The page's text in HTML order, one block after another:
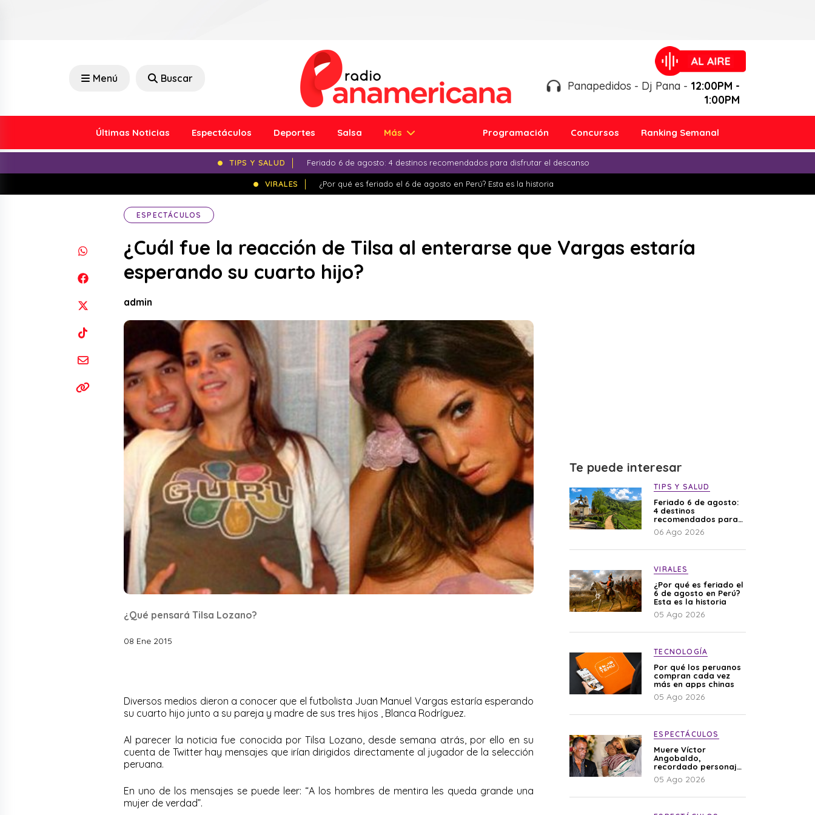
Menú Buscar
Panapedidos - Dj Pana - 12:00PM -
1:00PM
Últimas Noticias Espectáculos Deportes Salsa Más Programación Concursos Ranking Semanal
TIPS Y SALUD Feriado 6 de agosto: 4 destinos recomendados para disfrutar el descanso
VIRALES ¿Por qué es feriado el 6 de agosto en Perú? Esta es la historia
ESPECTÁCULOS
¿Cuál fue la reacción de Tilsa al enterarse que Vargas estaría
esperando su cuarto hijo?
admin
¿Qué pensará Tilsa Lozano?
08 Ene 2015
Diversos medios dieron a conocer que el futbolista Juan Manuel Vargas estaría esperando
su cuarto hijo junto a su pareja y madre de sus tres hijos , Blanca Rodríguez.
Al parecer la noticia fue conocida por Tilsa Lozano , desde semana atrás, por ello en su
cuenta de Twitter hay mensajes que irían dirigidos directamente al jugador de la selección
peruana.
En uno de los mensajes se puede leer: “A los hombres de mentira les queda grande una
mujer de verdad”.
Te puede interesar
TIPS Y SALUD
Feriado 6 de agosto:
4 destinos
recomendados para
disfrutar el descanso
06 Ago 2026
VIRALES
¿Por qué es feriado el
6 de agosto en Perú?
Esta es la historia
05 Ago 2026
TECNOLOGÍA
Por qué los peruanos
compran cada vez
más en apps chinas
05 Ago 2026
ESPECTÁCULOS
Muere Víctor
Angobaldo,
recordado personaje
de la farándula y
expareja de Shirley
05 Ago 2026